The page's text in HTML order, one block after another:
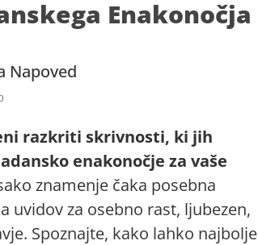
Enakonočja
Napoved
razkriti skrivnosti, ki jih
enakonočje za vaše
znamenje čaka posebna
uvidov za osebno rast, ljubezen,
Spoznajte, kako lahko najbolje